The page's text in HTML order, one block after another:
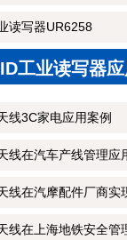
读写器UR6258
工业读写器应
线3C家电应用案例
线在汽车产线管理应
线在汽摩配件厂商实
线在上海地铁安全管